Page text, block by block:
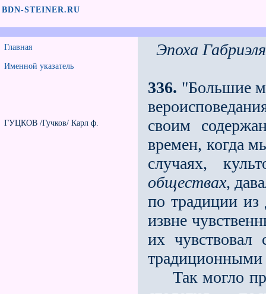
BDN-STEINER.RU
Главная
Именной указатель
ГУЦКОВ /Гучков/ Карл ф.
Эпоха
336. "Большие
своим
времeн, когда
случаях,
обществах,
по традиции
извне
их чувствовал
Так могло